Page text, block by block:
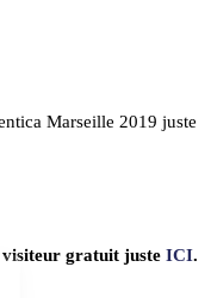
Marseille 2019 juste
visiteur gratuit juste ICI.